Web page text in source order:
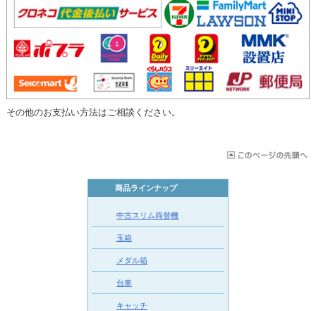
その他のお支払い方法はご相談ください。
商品ラインナップ
中古スリム両替機
玉箱
メダル箱
台車
キャッチ